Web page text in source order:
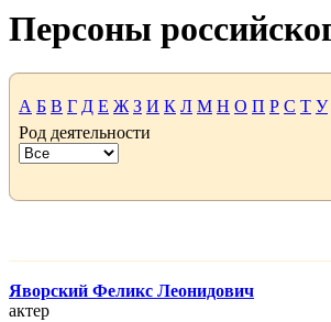
Персоны
А Б В Г Д Е Ж З И К Л М Н О П Р С Т У
Род деятельности
Яворский Феликс Леонидович
актер